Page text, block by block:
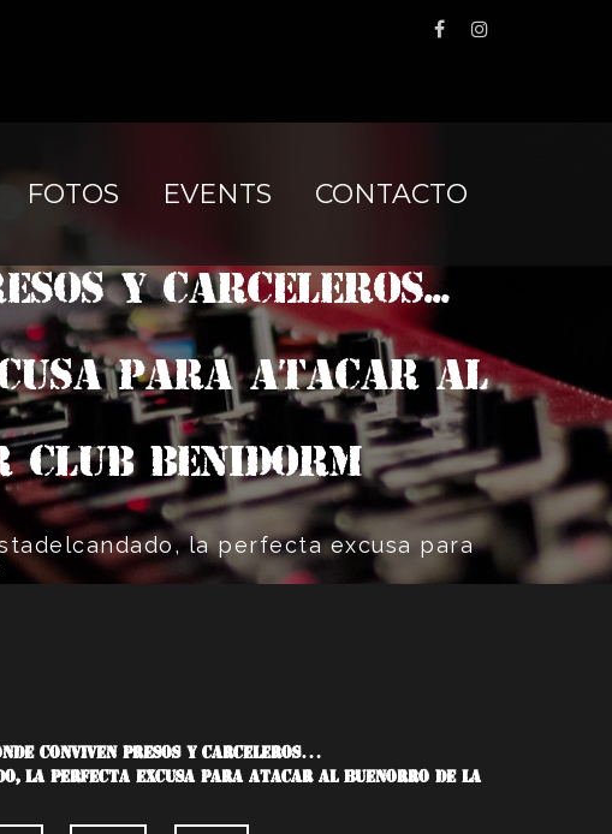
FOTOS EVENTS CONTACTO
Y CARCELEROS...
para atacar al
Benidorm
la perfecta excusa para
CONVIVEN PRESOS Y CARCELEROS…
LA PERFECTA EXCUSA PARA ATACAR AL BUENORRO DE LA